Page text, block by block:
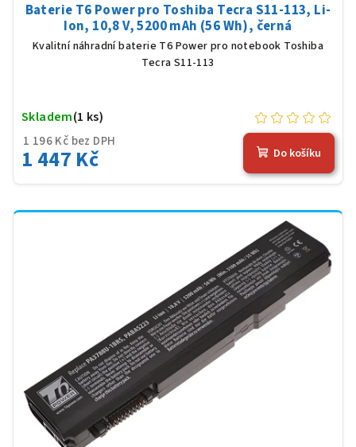
Baterie T6 Power pro Toshiba Tecra S11-113, Li-
Ion, 10,8 V, 5200 mAh (56 Wh), černá
Kvalitní náhradní baterie T6 Power pro notebook Toshiba
Tecra S11-113
1 196 Kč bez DPH
1 447 Kč
Skladem(1 ks)
Do košíku